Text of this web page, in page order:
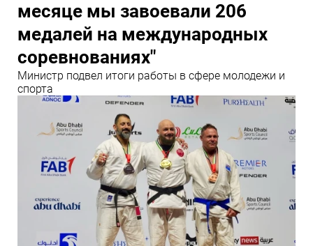
месяце мы завоевали 206
медалей на международных
соревнованиях"
Министр подвел итоги работы в сфере молодежи и
спорта